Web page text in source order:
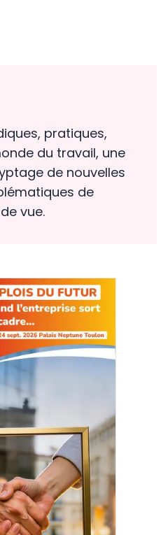
pratiques,
du travail, une
de nouvelles
de
vue.